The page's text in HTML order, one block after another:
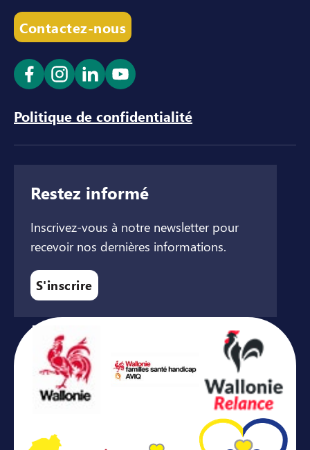
Contactez-nous
Ouvrir le lien dans un nouvel onglet
Ouvrir le lien dans un nouvel onglet
Ouvrir le lien dans un nouvel
Ouvrir le lien dans un
Politique de confidentialité
Restez informé
Inscrivez-vous à notre newsletter pour
recevoir nos dernières informations.
S'inscrire
Avec le soutien de ...